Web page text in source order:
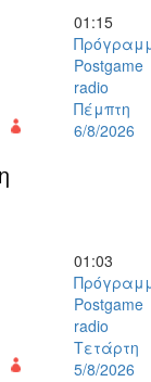
01:15
Postgame
radio
Πέμπτη
6/8/2026
01:03
Postgame
radio
Τετάρτη
5/8/2026